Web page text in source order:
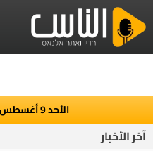
الأحد 9 أغسطس 2026
آخر الأخبار